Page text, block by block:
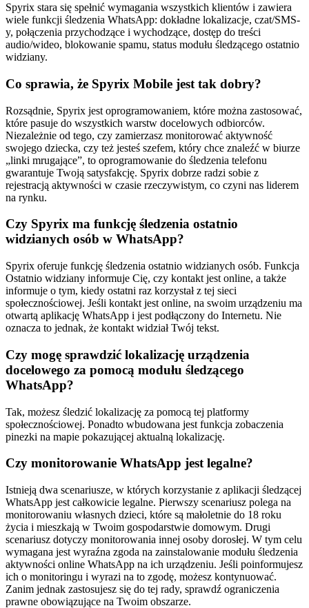
Spyrix stara się spełnić wymagania wszystkich klientów i zawiera
wiele funkcji śledzenia WhatsApp: dokładne lokalizacje, czat/SMS-
y, połączenia przychodzące i wychodzące, dostęp do treści
audio/wideo, blokowanie spamu, status modułu śledzącego ostatnio
widziany.
Co sprawia, że ​​Spyrix Mobile jest tak dobry?
Rozsądnie, Spyrix jest oprogramowaniem, które można zastosować,
które pasuje do wszystkich warstw docelowych odbiorców.
Niezależnie od tego, czy zamierzasz monitorować aktywność
swojego dziecka, czy też jesteś szefem, który chce znaleźć w biurze
„linki mrugające”, to oprogramowanie do śledzenia telefonu
gwarantuje Twoją satysfakcję. Spyrix dobrze radzi sobie z
rejestracją aktywności w czasie rzeczywistym, co czyni nas liderem
na rynku.
Czy Spyrix ma funkcję śledzenia ostatnio
widzianych osób w WhatsApp?
Spyrix oferuje funkcję śledzenia ostatnio widzianych osób. Funkcja
Ostatnio widziany informuje Cię, czy kontakt jest online, a także
informuje o tym, kiedy ostatni raz korzystał z tej sieci
społecznościowej. Jeśli kontakt jest online, na swoim urządzeniu ma
otwartą aplikację WhatsApp i jest podłączony do Internetu. Nie
oznacza to jednak, że kontakt widział Twój tekst.
Czy mogę sprawdzić lokalizację urządzenia
docelowego za pomocą modułu śledzącego
WhatsApp?
Tak, możesz śledzić lokalizację za pomocą tej platformy
społecznościowej. Ponadto wbudowana jest funkcja zobaczenia
pinezki na mapie pokazującej aktualną lokalizację.
Czy monitorowanie WhatsApp jest legalne?
Istnieją dwa scenariusze, w których korzystanie z aplikacji śledzącej
WhatsApp jest całkowicie legalne. Pierwszy scenariusz polega na
monitorowaniu własnych dzieci, które są małoletnie do 18 roku
życia i mieszkają w Twoim gospodarstwie domowym. Drugi
scenariusz dotyczy monitorowania innej osoby dorosłej. W tym celu
wymagana jest wyraźna zgoda na zainstalowanie modułu śledzenia
aktywności online WhatsApp na ich urządzeniu. Jeśli poinformujesz
ich o monitoringu i wyrazi na to zgodę, możesz kontynuować.
Zanim jednak zastosujesz się do tej rady, sprawdź ograniczenia
prawne obowiązujące na Twoim obszarze.